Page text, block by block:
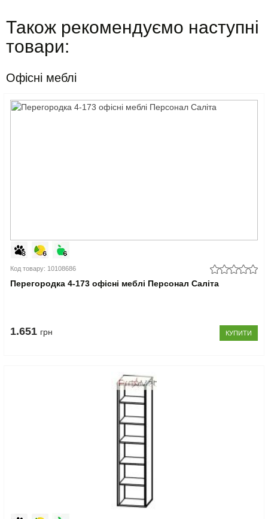
Також рекомендуємо наступні
товари:
Офісні меблі
Код товару: 10108686
Перегородка 4-173 офісні меблі Персонал Саліта
1.651 грн КУПИТИ